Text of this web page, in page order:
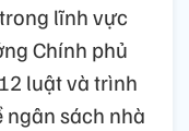
lĩnh vực
Chính phủ
luật và trình
ngân sách nhà